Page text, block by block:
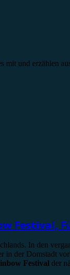
und erzählen
Festival,
In den
der Domstadt
Festival der